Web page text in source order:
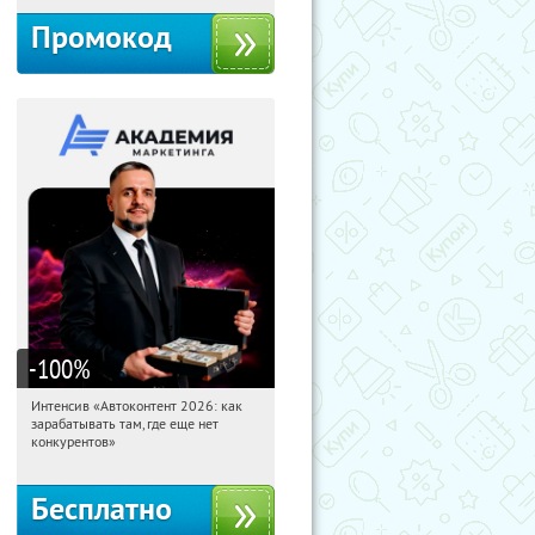
Промокод
-100%
17:28:30 Получили:
Россия
Интенсив «Автоконтент 2026: как
зарабатывать там, где еще нет
конкурентов»
Бесплатно